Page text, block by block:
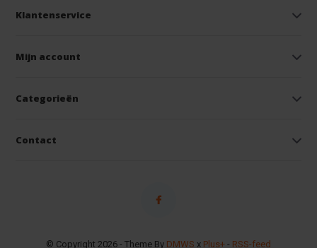
Klantenservice
Mijn account
Categorieën
Contact
© Copyright 2026 - Theme By DMWS x Plus+ - RSS-feed